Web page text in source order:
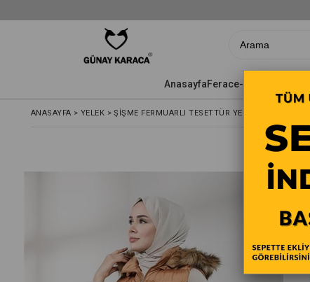
AnasayfaFerace-Yazlık Pardesü
ANASAYFA > YELEK > ŞIŞME FERMUARLI TESETTÜR YELEK 4632